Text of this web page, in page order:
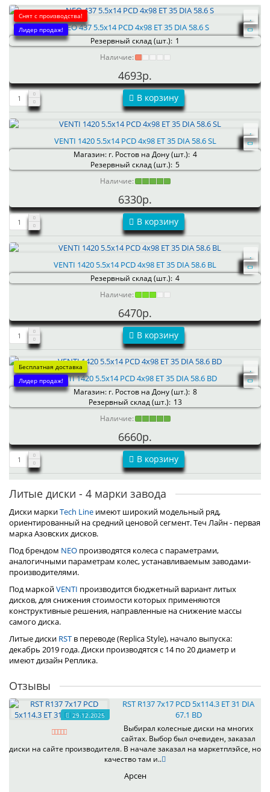
Снят с производства!
Лидер продаж!NEO 437 5.5x14 PCD 4x98 ET 35 DIA 58.6 S
Резервный склад (шт.): 1
Наличие:
4693р.
В корзину
VENTI 1420 5.5x14 PCD 4x98 ET 35 DIA 58.6 SL
Магазин: г. Ростов на Дону (шт.): 4
Резервный склад (шт.): 5
Наличие:
6330р.
В корзину
VENTI 1420 5.5x14 PCD 4x98 ET 35 DIA 58.6 BL
Резервный склад (шт.): 4
Наличие:
6470р.
В корзину
Бесплатная доставка
Лидер продаж!VENTI 1420 5.5x14 PCD 4x98 ET 35 DIA 58.6 BD
Магазин: г. Ростов на Дону (шт.): 8
Резервный склад (шт.): 13
Наличие:
6660р.
В корзину
Литые диски - 4 марки завода
Диски маркиTech Line имеют широкий модельный ряд,
ориентированный на средний ценовой сегмент. Теч Лайн - первая
марка Азовских дисков.
Под брендом NEO производятся колеса с параметрами,
аналогичными параметрам колес, устанавливаемым заводами-
производителями.
Под маркойVENTI производится бюджетный вариант литых
дисков, для снижения стоимости которых применяются
конструктивные решения, направленные на снижение массы
самого диска.
Литые диски RST в переводе (Replica Style), начало выпуска:
декабрь 2019 года. Диски производятся с 14 по 20 диаметр и
имеют дизайн Реплика.
Отзывы
29.12.2025
RST R137 7x17 PCD 5x114.3 ET 31 DIA
67.1 BD
Выбирал колесные диски на многих
сайтах. Выбор был очевиден, заказал
диски на сайте производителя. В начале заказал на маркетплэйсе, но
качество там и..
Арсен